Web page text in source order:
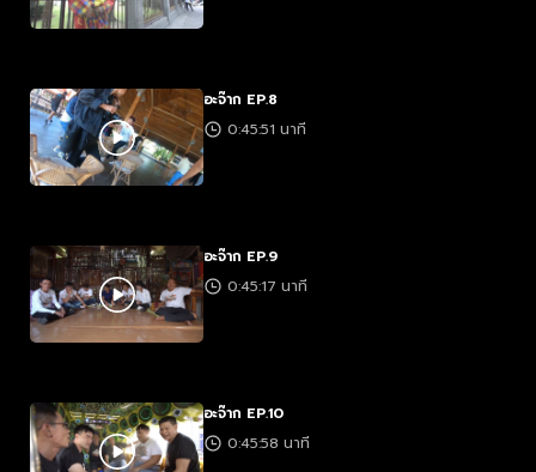
อะจ๊าก EP.8
0:45:51 นาที
อะจ๊าก EP.9
0:45:17 นาที
อะจ๊าก EP.10
0:45:58 นาที